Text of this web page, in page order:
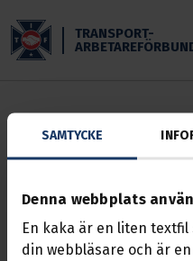
SAMTYCKE
Denna webbplats
En kaka är en liten
din webbläsare och är
TRANSPORT-
Sidan
Vill du komma i kontakt
felaktighet kan du välja